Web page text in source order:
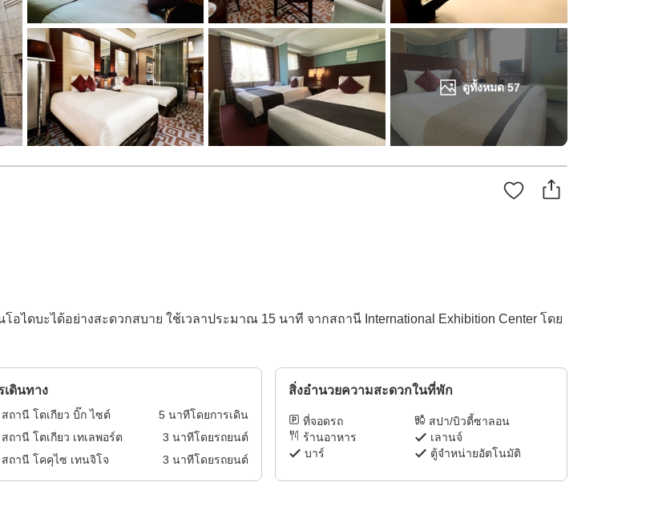
ดูทั้งหมด57
อไดบะได้อย่างสะดวกสบาย ใช้เวลาประมาณ 15 นาที จากสถานี International Exhibition Center โดย
เดินทาง
สถานี โตเกียว บิ๊ก ไซต์ 5นาทีโดยการเดิน
สถานี โตเกียว เทเลพอร์ต
3 นาทีโดยรถยนต์
สถานี โคคุไซ เทนจิโจ
3 นาทีโดยรถยนต์
สิ่งอำนวยความสะดวกในที่พัก
ที่จอดรถ
สปา/บิวตี้ซาลอน
ร้านอาหาร
เลานจ์
บาร์
ตู้จำหน่ายอัตโนมัติ